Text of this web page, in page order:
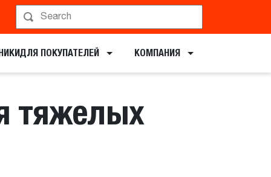
ПОКУПАТЕЛЕЙ КОМПАНИЯ
тяжелых
показа